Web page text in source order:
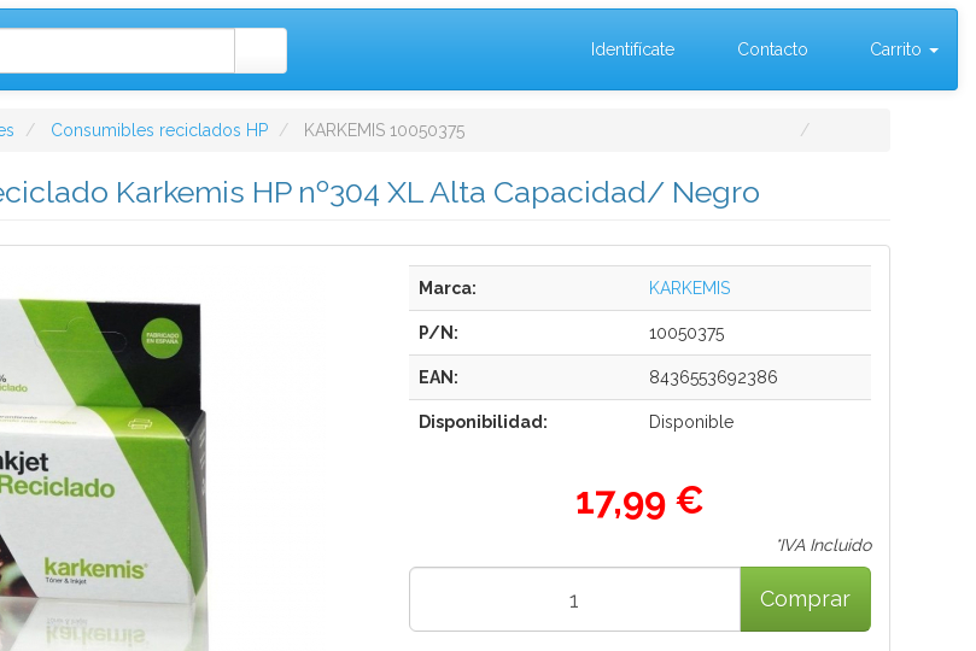
Identifícate Contacto Carrito
Consumibles reciclados HP KARKEMIS 10050375
Karkemis HP nº304 XL Alta Capacidad/ Negro
Marca: KARKEMIS
P/N: 10050375
EAN: 8436553692386
Disponibilidad: Disponible
17,99 €
*IVA Incluido
Comprar